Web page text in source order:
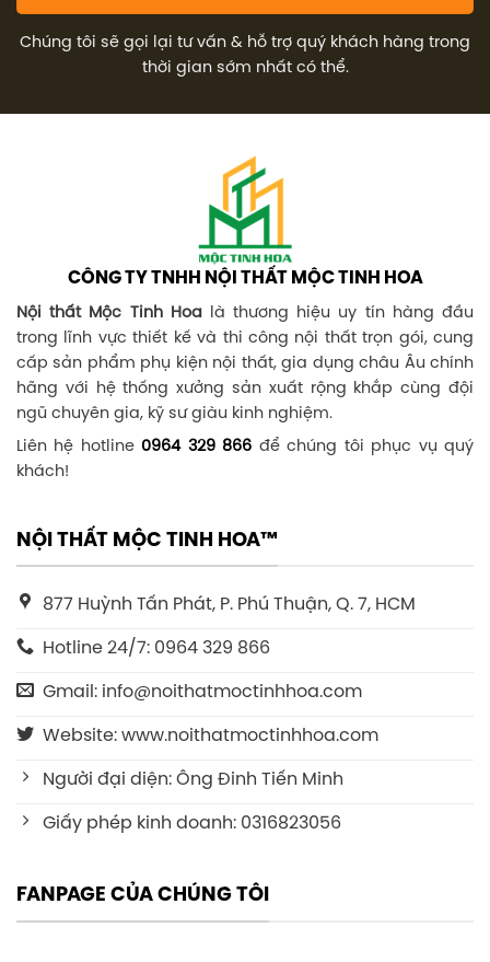
Chúng tôi sẽ gọi lại tư vấn & hỗ trợ quý khách hàng trong
thời gian sớm nhất có thể.
CÔNG TY TNHH NỘI THẤT MỘC TINH HOA
Nội thất Mộc Tinh Hoalà thương hiệu uy tín hàng đầu
trong lĩnh vực thiết kế và thi công nội thất trọn gói, cung
cấp sản phẩm phụ kiện nội thất, gia dụng châu Âu chính
hãng với hệ thống xưởng sản xuất rộng khắp cùng đội
ngũ chuyên gia, kỹ sư giàu kinh nghiệm.
Liên hệ hotline 0964 329 866 để chúng tôi phục vụ quý
khách!
NỘI THẤT MỘC TINH HOA™
877 Huỳnh Tấn Phát, P. Phú Thuận, Q. 7, HCM
Hotline 24/7: 0964 329 866
Gmail: info@noithatmoctinhhoa.com
Website: www.noithatmoctinhhoa.com
Người đại diện: Ông Đinh Tiến Minh
Giấy phép kinh doanh: 0316823056
FANPAGE CỦA CHÚNG TÔI